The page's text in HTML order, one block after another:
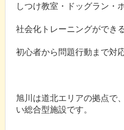
しつけ教室・ドッグラン・
社会化トレーニングができ
初心者から問題行動まで対
旭川は道北エリアの拠点で
い総合型施設です。